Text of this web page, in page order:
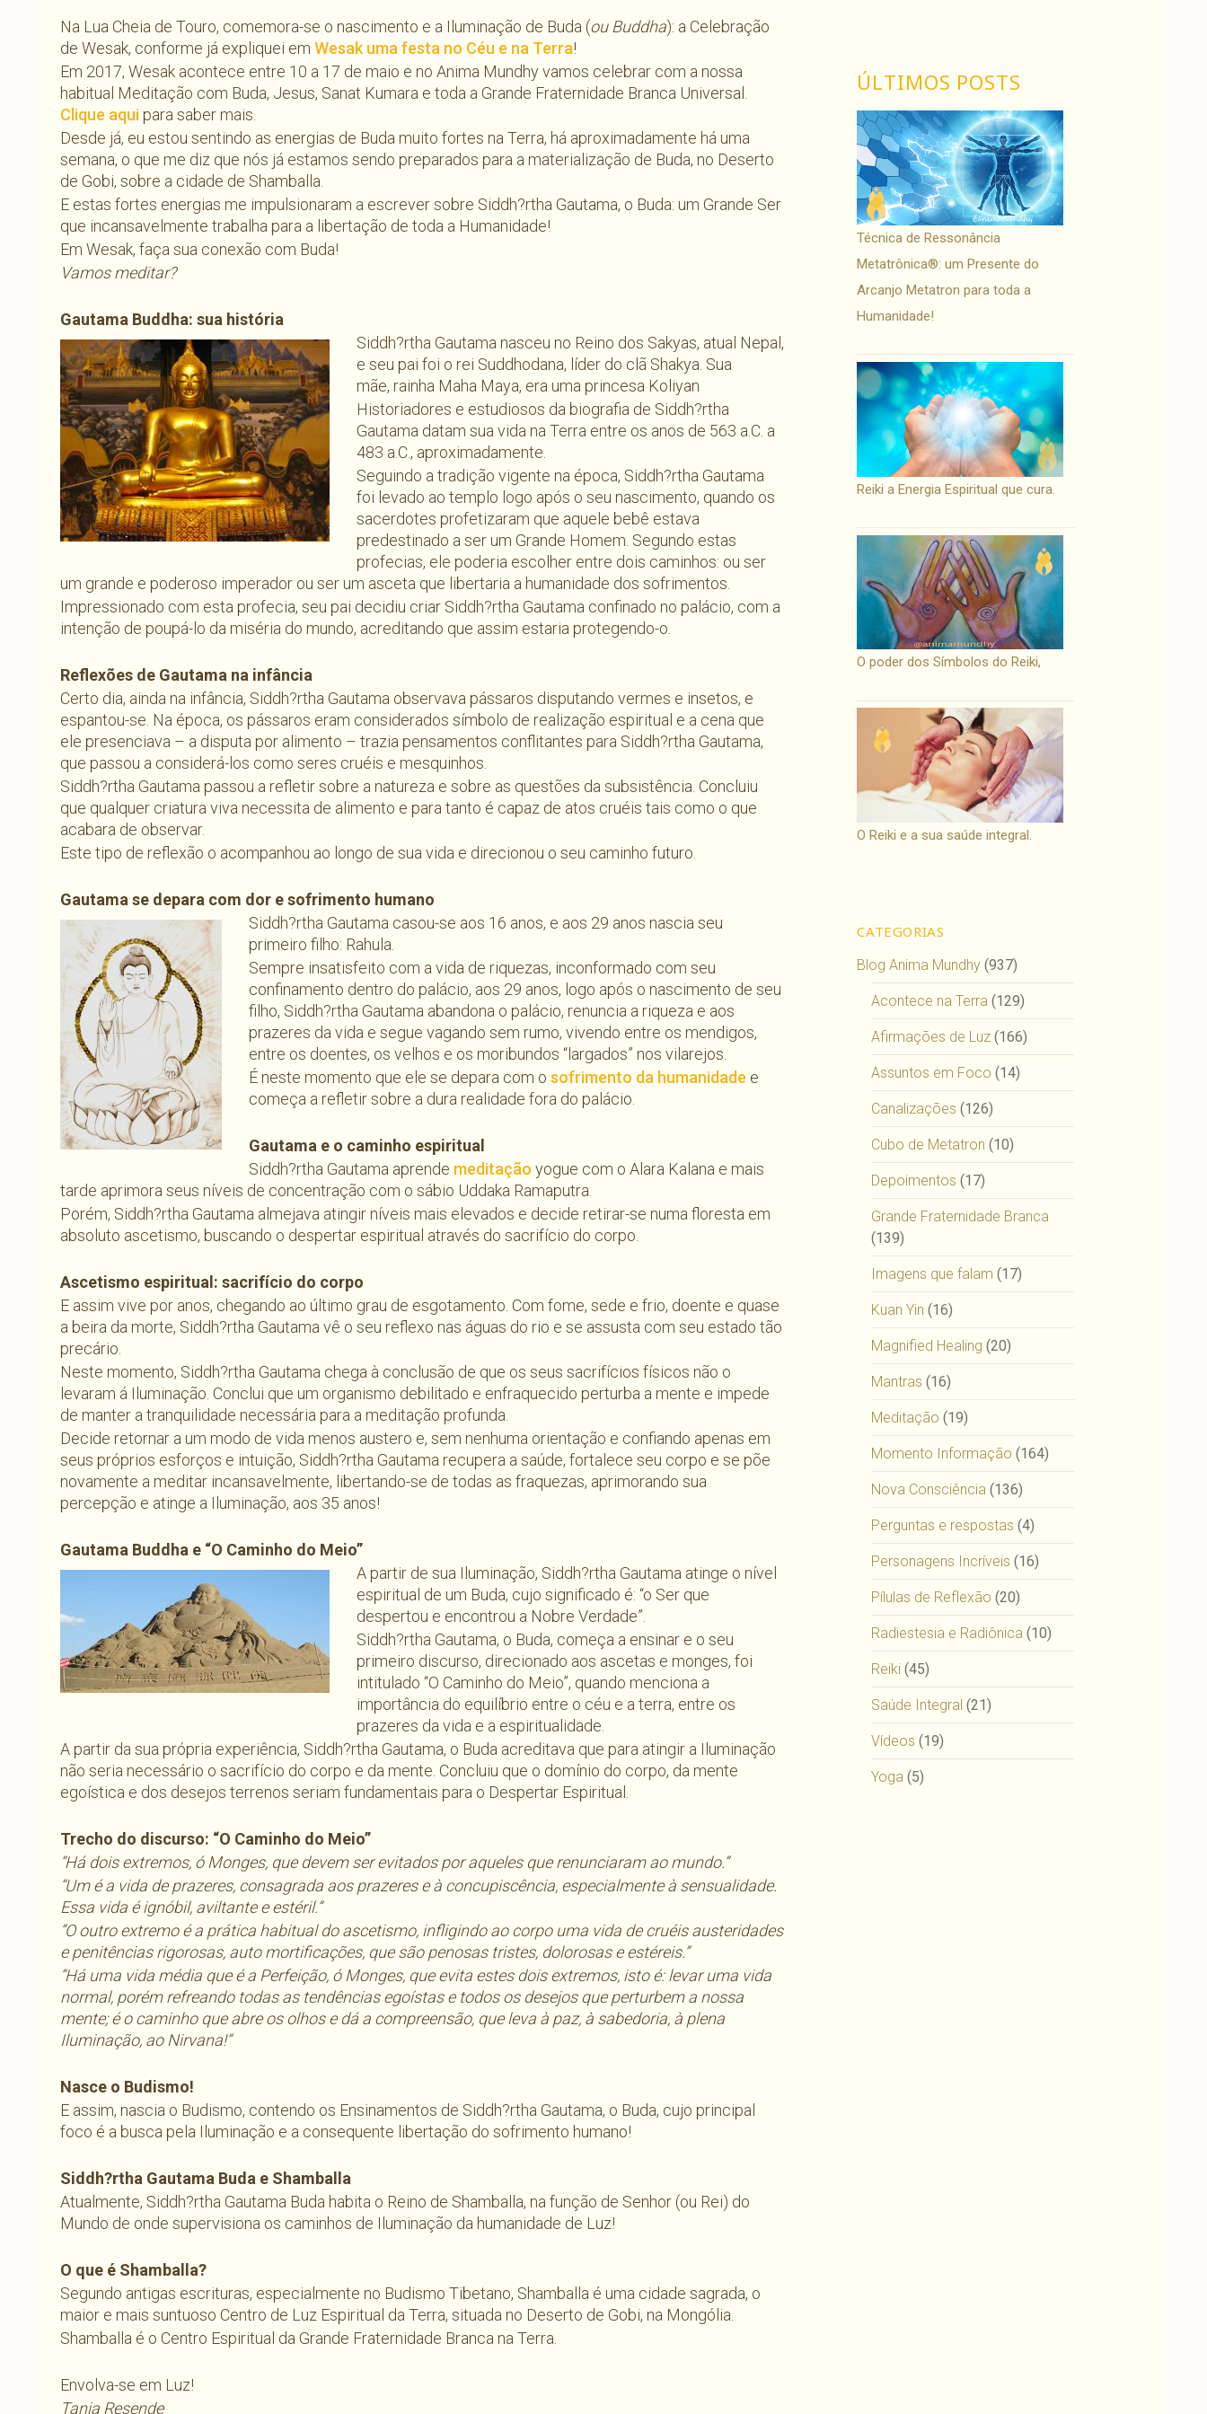
Na Lua Cheia de Touro, comemora-se o nascimento e a Iluminação de Buda (ou Buddha): a Celebração
de Wesak, conforme já expliquei em Wesak uma festa no Céu e na Terra!
Em 2017, Wesak acontece entre 10 a 17 de maio e no Anima Mundhy vamos celebrar com a nossa
habitual Meditação com Buda, Jesus, Sanat Kumara e toda a Grande Fraternidade Branca Universal.
Clique aqui para saber mais.
Desde já, eu estou sentindo as energias de Buda muito fortes na Terra, há aproximadamente há uma
semana, o que me diz que nós já estamos sendo preparados para a materialização de Buda, no Deserto
de Gobi, sobre a cidade de Shamballa.
E estas fortes energias me impulsionaram a escrever sobre Siddh?rtha Gautama, o Buda: um Grande Ser
que incansavelmente trabalha para a libertação de toda a Humanidade!
Em Wesak, faça sua conexão com Buda!
Vamos meditar?
Gautama Buddha: sua história
Siddh?rtha Gautama nasceu no Reino dos Sakyas, atual Nepal,
e seu pai foi o rei Suddhodana, líder do clã Shakya. Sua
mãe, rainha Maha Maya, era uma princesa Koliyan
Historiadores e estudiosos da biografia de Siddh?rtha
Gautama datam sua vida na Terra entre os anos de 563 a.C. a
483 a.C., aproximadamente.
Seguindo a tradição vigente na época, Siddh?rtha Gautama
foi levado ao templo logo após o seu nascimento, quando os
sacerdotes profetizaram que aquele bebê estava
predestinado a ser um Grande Homem. Segundo estas
profecias, ele poderia escolher entre dois caminhos: ou ser
um grande e poderoso imperador ou ser um asceta que libertaria a humanidade dos sofrimentos.
Impressionado com esta profecia, seu pai decidiu criar Siddh?rtha Gautama confinado no palácio, com a
intenção de poupá-lo da miséria do mundo, acreditando que assim estaria protegendo-o.
Reflexões de Gautama na infância
Certo dia, ainda na infância, Siddh?rtha Gautama observava pássaros disputando vermes e insetos, e
espantou-se. Na época, os pássaros eram considerados símbolo de realização espiritual e a cena que
ele presenciava – a disputa por alimento – trazia pensamentos conflitantes para Siddh?rtha Gautama,
que passou a considerá-los como seres cruéis e mesquinhos.
Siddh?rtha Gautama passou a refletir sobre a natureza e sobre as questões da subsistência. Concluiu
que qualquer criatura viva necessita de alimento e para tanto é capaz de atos cruéis tais como o que
acabara de observar.
Este tipo de reflexão o acompanhou ao longo de sua vida e direcionou o seu caminho futuro.
Gautama se depara com dor e sofrimento humano
Siddh?rtha Gautama casou-se aos 16 anos, e aos 29 anos nascia seu
primeiro filho: Rahula.
Sempre insatisfeito com a vida de riquezas, inconformado com seu
confinamento dentro do palácio, aos 29 anos, logo após o nascimento de seu
filho, Siddh?rtha Gautama abandona o palácio, renuncia a riqueza e aos
prazeres da vida e segue vagando sem rumo, vivendo entre os mendigos,
entre os doentes, os velhos e os moribundos “largados” nos vilarejos.
É neste momento que ele se depara com osofrimento da humanidade e
começa a refletir sobre a dura realidade fora do palácio.
Gautama e o caminho espiritual
Siddh?rtha Gautama aprende meditação yogue com o Alara Kalana e mais
tarde aprimora seus níveis de concentração com o sábio Uddaka Ramaputra.
Porém, Siddh?rtha Gautama almejava atingir níveis mais elevados e decide retirar-se numa floresta em
absoluto ascetismo, buscando o despertar espiritual através do sacrifício do corpo.
Ascetismo espiritual: sacrifício do corpo
E assim vive por anos, chegando ao último grau de esgotamento. Com fome, sede e frio, doente e quase
a beira da morte, Siddh?rtha Gautama vê o seu reflexo nas águas do rio e se assusta com seu estado tão
precário.
Neste momento, Siddh?rtha Gautama chega à conclusão de que os seus sacrifícios físicos não o
levaram á Iluminação. Conclui que um organismo debilitado e enfraquecido perturba a mente e impede
de manter a tranquilidade necessária para a meditação profunda.
Decide retornar a um modo de vida menos austero e, sem nenhuma orientação e confiando apenas em
seus próprios esforços e intuição, Siddh?rtha Gautama recupera a saúde, fortalece seu corpo e se põe
novamente a meditar incansavelmente, libertando-se de todas as fraquezas, aprimorando sua
percepção e atinge a Iluminação, aos 35 anos!
Gautama Buddha e “O Caminho do Meio”
A partir de sua Iluminação, Siddh?rtha Gautama atinge o nível
espiritual de um Buda, cujo significado é: “o Ser que
despertou e encontrou a Nobre Verdade”.
Siddh?rtha Gautama, o Buda, começa a ensinar e o seu
primeiro discurso, direcionado aos ascetas e monges, foi
intitulado “O Caminho do Meio”, quando menciona a
importância do equilíbrio entre o céu e a terra, entre os
prazeres da vida e a espiritualidade.
A partir da sua própria experiência, Siddh?rtha Gautama, o Buda acreditava que para atingir a Iluminação
não seria necessário o sacrifício do corpo e da mente. Concluiu que o domínio do corpo, da mente
egoística e dos desejos terrenos seriam fundamentais para o Despertar Espiritual.
Trecho do discurso: “O Caminho do Meio”
“Há dois extremos, ó Monges, que devem ser evitados por aqueles que renunciaram ao mundo.”
“Um é a vida de prazeres, consagrada aos prazeres e à concupiscência, especialmente à sensualidade.
Essa vida é ignóbil, aviltante e estéril.”
“O outro extremo é a prática habitual do ascetismo, infligindo ao corpo uma vida de cruéis austeridades
e penitências rigorosas, auto mortificações, que são penosas tristes, dolorosas e estéreis.”
“Há uma vida média que é a Perfeição, ó Monges, que evita estes dois extremos, isto é: levar uma vida
normal, porém refreando todas as tendências egoístas e todos os desejos que perturbem a nossa
mente; é o caminho que abre os olhos e dá a compreensão, que leva à paz, à sabedoria, à plena
Iluminação, ao Nirvana!”
Nasce o Budismo!
E assim, nascia o Budismo, contendo os Ensinamentos de Siddh?rtha Gautama, o Buda, cujo principal
foco é a busca pela Iluminação e a consequente libertação do sofrimento humano!
Siddh?rtha Gautama Buda e Shamballa
Atualmente, Siddh?rtha Gautama Buda habita o Reino de Shamballa, na função de Senhor (ou Rei) do
Mundo de onde supervisiona os caminhos de Iluminação da humanidade de Luz!
O que é Shamballa?
Segundo antigas escrituras, especialmente no Budismo Tibetano, Shamballa é uma cidade sagrada, o
maior e mais suntuoso Centro de Luz Espiritual da Terra, situada no Deserto de Gobi, na Mongólia.
Shamballa é o Centro Espiritual da Grande Fraternidade Branca na Terra.
Envolva-se em Luz!
Tania Resende
ÚLTIMOS POSTS
Técnica de Ressonância
Metatrônica®: um Presente do
Arcanjo Metatron para toda a
Humanidade!
Reiki a Energia Espiritual que cura.
O poder dos Símbolos do Reiki,
O Reiki e a sua saúde integral.
CATEGORIAS
Blog Anima Mundhy (937)
Acontece na Terra (129)
Afirmações de Luz (166)
Assuntos em Foco (14)
Canalizações (126)
Cubo de Metatron (10)
Depoimentos (17)
Grande Fraternidade Branca
(139)
Imagens que falam (17)
Kuan Yin (16)
Magnified Healing (20)
Mantras (16)
Meditação (19)
Momento Informação (164)
Nova Consciência (136)
Perguntas e respostas (4)
Personagens Incríveis (16)
Pílulas de Reflexão (20)
Radiestesia e Radiônica (10)
Reiki (45)
Saúde Integral (21)
Vídeos (19)
Yoga (5)